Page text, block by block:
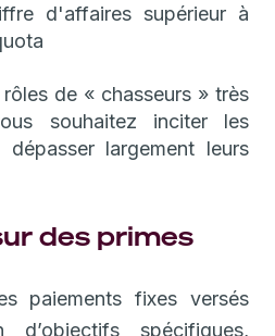
d'affaires supérieur à
rôles de « chasseurs » très
souhaitez inciter les
dépasser largement leurs
des primes
paiements fixes versés
spécifiques,